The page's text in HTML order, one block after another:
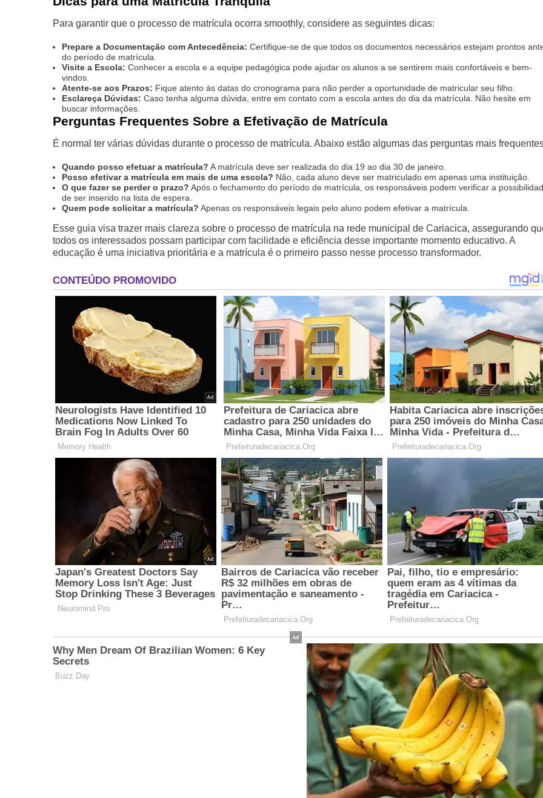
Para garantir que o processo de matrícula ocorra smoothly, considere as seguintes dicas:
Prepare a Documentação com Antecedência: Certifique-se de que todos os documentos necessários estejam prontos
do período de matrícula.
Visite a Escola: Conhecer a escola e a equipe pedagógica pode ajudar os alunos a se sentirem mais confortáveis e bem-
vindos.
Atente-se aos Prazos: Fique atento às datas do cronograma para não perder a oportunidade de matricular seu filho.
Esclareça Dúvidas: Caso tenha alguma dúvida, entre em contato com a escola antes do dia da matrícula. Não hesite em
buscar informações.
Perguntas Frequentes Sobre a Efetivação de Matrícula
É normal ter várias dúvidas durante o processo de matrícula. Abaixo estão algumas das perguntas mais
Quando posso efetuar a matrícula? A matrícula deve ser realizada do dia 19 ao dia 30 de janeiro.
Posso efetivar a matrícula em mais de uma escola? Não, cada aluno deve ser matriculado em apenas uma instituição.
O que fazer se perder o prazo? Após o fechamento do período de matrícula, os responsáveis podem verificar a
de ser inserido na lista de espera.
Quem pode solicitar a matrícula? Apenas os responsáveis legais pelo aluno podem efetivar a matrícula.
Esse guia visa trazer mais clareza sobre o processo de matrícula na rede municipal de Cariacica, assegurando
todos os interessados possam participar com facilidade e eficiência desse importante momento educativo. A
educação é uma iniciativa prioritária e a matrícula é o primeiro passo nesse processo transformador.